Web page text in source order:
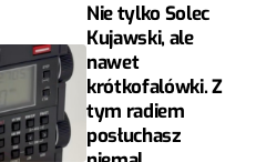
Nie tylko Solec
Kujawski, ale
nawet
krótkofalówki. Z
tym radiem
posłuchasz